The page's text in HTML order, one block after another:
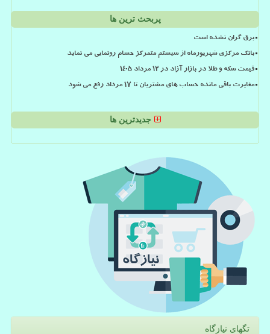
پربحث ترین ها
برق گران نشده است
بانک مرکزی شهریورماه از سیستم متمرکز حسام رونمایی می نماید
قیمت سکه و طلا در بازار آزاد در ۱۲ مرداد ۱۴۰۵
مغایرت باقی مانده حساب های مشتریان تا 17 مرداد رفع می شود
جدیدترین ها
تگهای نیازگاه